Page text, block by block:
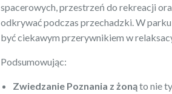
spacerowych, przestrzeń do rekreacji
odkrywać podczas przechadzki. W
być ciekawym przerywnikiem w
Podsumowując:
Zwiedzanie Poznania z żonąto nie